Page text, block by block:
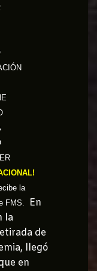
la
FMS.
En
la
de
llegó
en